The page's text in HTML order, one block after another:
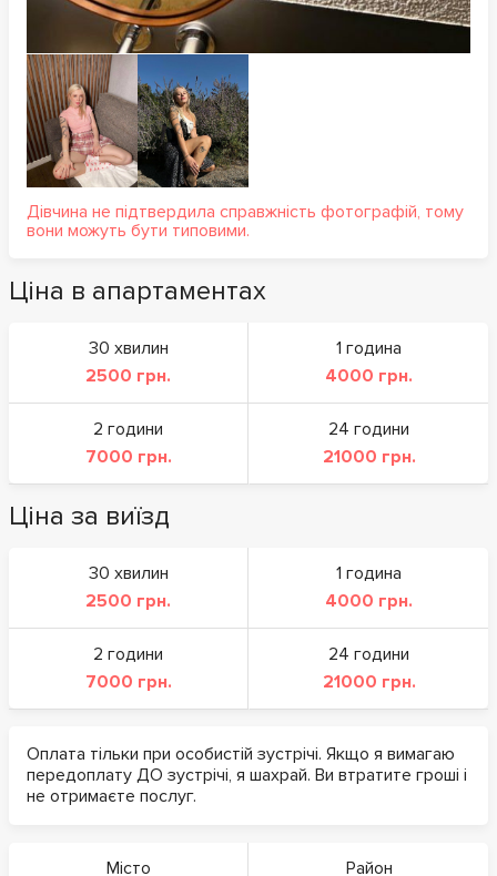
Дівчина не підтвердила справжність фотографій, тому
вони можуть бути типовими.
Ціна в апартаментах
30 хвилин
2500 грн.
1 година
4000 грн.
2 години
7000 грн.
24 години
21000 грн.
Ціна за виїзд
30 хвилин
2500 грн.
1 година
4000 грн.
2 години
7000 грн.
24 години
21000 грн.
Оплата тільки при особистій зустрічі. Якщо я вимагаю
передоплату ДО зустрічі, я шахрай. Ви втратите гроші і
не отримаєте послуг.
Місто Район